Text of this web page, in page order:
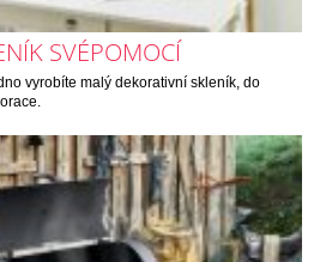
SVÉPOMOCÍ
vyrobíte malý dekorativní skleník, do